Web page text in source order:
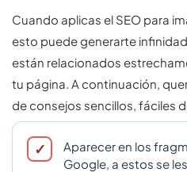
Cuando aplicas el SEO para
esto puede generarte
están relacionados
tu página. A continuación,
de consejos sencillos, fáciles
Aparecer en los
Google, a estos se